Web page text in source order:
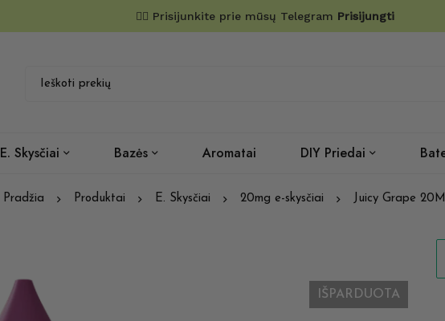
✌🏼 Prisijunkite prie mūsų Telegram Prisijungti
E. Skysčiai Bazės Aromatai DIY Priedai
Pradžia Produktai E. Skysčiai 20mg e-skysčiai Juicy Grape
IŠPARDUOTA